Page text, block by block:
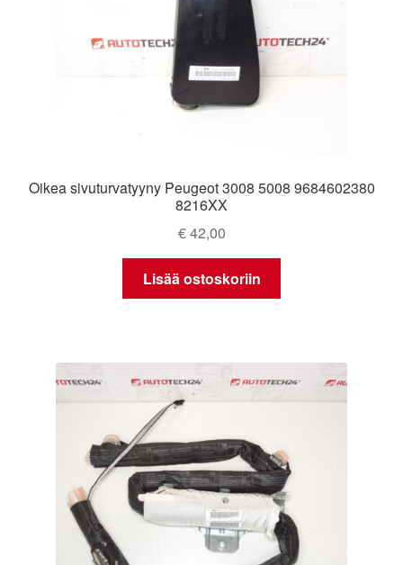
Oikea sivuturvatyyny Peugeot 3008 5008 9684602380
8216XX
€42,00
Lisää ostoskoriin